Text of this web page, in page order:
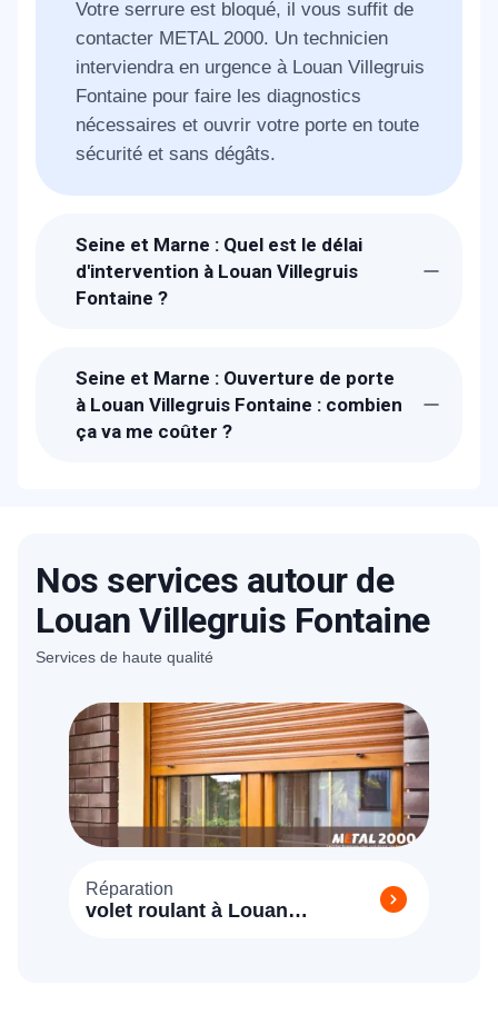
Votre serrure est bloqué, il vous suffit de
contacter METAL 2000. Un technicien
interviendra en urgence à Louan Villegruis
Fontaine pour faire les diagnostics
nécessaires et ouvrir votre porte en toute
sécurité et sans dégâts.
Seine et Marne : Quel est le délai
d'intervention à Louan Villegruis
Fontaine ?
Louan Villegruis Fontaine en 30 min pour
vous dépanner.
Seine et Marne : Ouverture de porte
à Louan Villegruis Fontaine : combien
ça va me coûter ?
sur place après avoir estimé la charge du
travail nécessaire.
Nos services autour de
Louan Villegruis Fontaine
Services de haute qualité
Réparation
volet roulant à Louan